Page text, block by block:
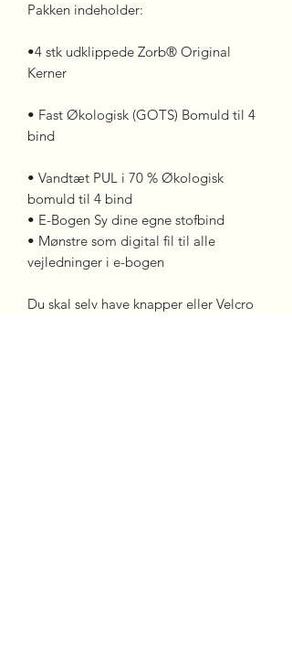
Pakken indeholder:
•4 stk udklippede Zorb® Original
Kerner
• Fast Økologisk (GOTS) Bomuld til 4
bind
• Vandtæt PUL i 70 % Økologisk
bomuld til 4 bind
• E-Bogen Sy dine egne stofbind
• Mønstre som digital fil til alle
vejledninger i e-bogen
Du skal selv have knapper eller Velcro